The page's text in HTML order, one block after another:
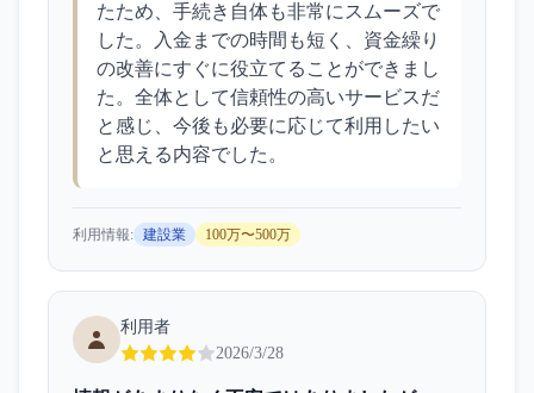
たため、手続き自体も非常にスムーズで
した。入金までの時間も短く、資金繰り
の改善にすぐに役立てることができまし
た。全体として信頼性の高いサービスだ
と感じ、今後も必要に応じて利用したい
と思える内容でした。
利用情報: 建設業 100万〜500万
利用者
2026/3/28